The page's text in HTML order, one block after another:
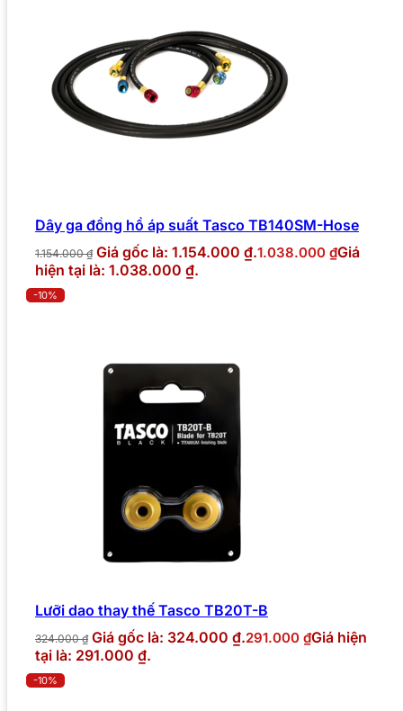
Dây ga đồng hồ áp suất Tasco TB140SM-Hose
1.154.000₫ Giá gốc là: 1.154.000 ₫.1.038.000 ₫Giá
hiện tại là: 1.038.000 ₫.
-10%
Lưỡi dao thay thế Tasco TB20T-B
324.000₫ Giá gốc là: 324.000 ₫.291.000 ₫Giá hiện
tại là: 291.000 ₫.
-10%